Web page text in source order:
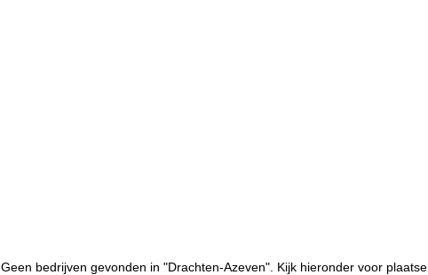
Geen bedrijven gevonden in "Drachten-Azeven". Kijk hieronder voor